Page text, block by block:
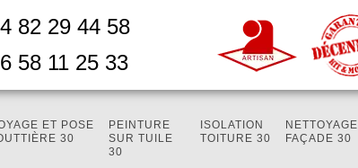
82 29 44 58
58 11 25 33
ET POSE
30
PEINTURE
SUR TUILE
30
ISOLATION
TOITURE 30
NETTOYAGE
FAÇADE 30